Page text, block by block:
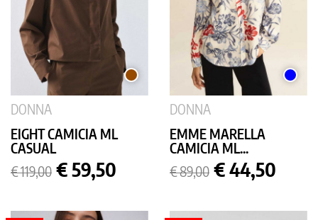
MARRONE
DONNA
EIGHT CAMICIA ML
CASUAL
Prezzo
base
€ 119,00 Prezzo
€ 59,50
BLU
DONNA
EMME MARELLA
CAMICIA ML...
Prezzo
base
€ 89,00 Prezzo
€ 44,50